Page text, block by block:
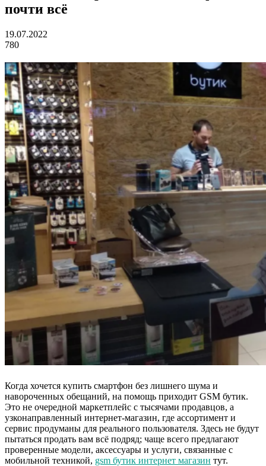
почти всё
19.07.2022
780
Когда хочется купить смартфон без лишнего шума и
навороченных обещаний, на помощь приходит GSM бутик.
Это не очередной маркетплейс с тысячами продавцов, а
узконаправленный интернет-магазин, где ассортимент и
сервис продуманы для реального пользователя. Здесь не будут
пытаться продать вам всё подряд; чаще всего предлагают
проверенные модели, аксессуары и услуги, связанные с
мобильной техникой, gsm бутик интернет магазин тут.